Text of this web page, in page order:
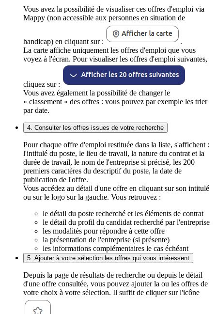
Vous avez la possibilité de visualiser ces offres d'emploi via
Mappy (non accessible aux personnes en situation de
handicap) en cliquant sur :
.
La carte affiche uniquement les offres d'emploi que vous
voyez à l'écran. Pour visualiser les offres d'emploi suivantes,
cliquez sur :
Vous avez également la possibilité de changer le
« classement » des offres : vous pouvez par exemple les trier
par date.
4. Consulter les offres issues de votre recherche
Pour chaque offre d'emploi restituée dans la liste, s'affichent :
l'intitulé du poste, le lieu de travail, la nature du contrat et la
durée de travail, le nom de l'entreprise si précisé, les 200
premiers caractères du descriptif du poste, la date de
publication de l'offre.
Vous accédez au détail d'une offre en cliquant sur son intitulé
ou sur le logo sur la gauche. Vous retrouvez :
le détail du poste recherché et les éléments de contrat
le détail du profil du candidat recherché par l'entreprise
les modalités pour répondre à cette offre
la présentation de l'entreprise (si présente)
les informations complémentaires le cas échéant
5. Ajouter à votre sélection les offres qui vous intéressent
Depuis la page de résultats de recherche ou depuis le détail
d'une offre consultée, vous pouvez ajouter la ou les offres de
votre choix à votre sélection. Il suffit de cliquer sur l'icône